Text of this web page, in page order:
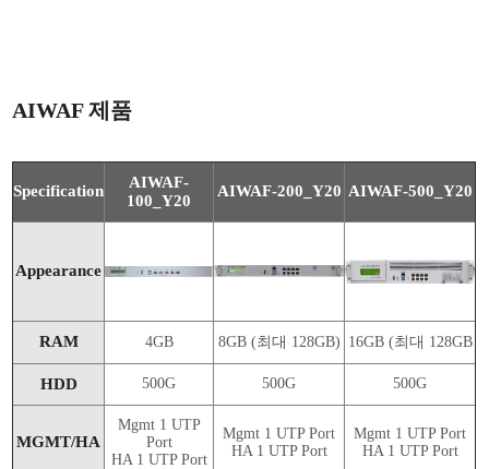
AIWAF 제품
Specification
AIWAF-
100_Y20
AIWAF-200_Y20 AIWAF-500_Y20
Appearance
RAM 4GB 8GB (최대 128GB) 16GB (최대 128GB
HDD 500G 500G 500G
MGMT/HA
Mgmt 1 UTP
Port
HA 1 UTP Port
Mgmt 1 UTP Port
HA 1 UTP Port
Mgmt 1 UTP Port
HA 1 UTP Port